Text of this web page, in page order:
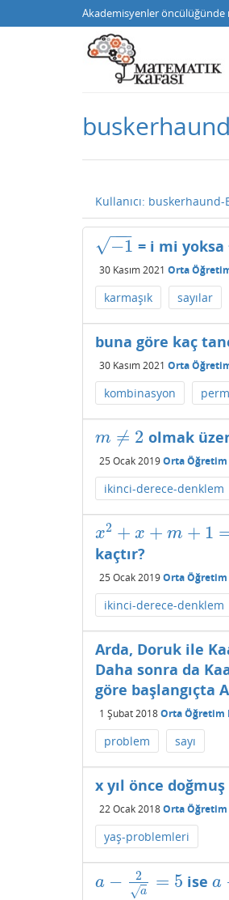
Akademisyenler
Kullanıcı: buskerhaund-
−1
−−
−
√
−1 = i mi yoksa
30 Kasım 2021 Orta
karmaşık sayılar
buna göre kaç
30 Kasım 2021 Orta
kombinasyon
m ≠ 2
m≠ 2 olmak
25 Ocak 2019Orta
ikinci-derece-denklem
x2 + x + m + 1
x2+x+ m +1 =0
kaçtır?
25 Ocak 2019Orta
ikinci-derece-denklem
Arda, Doruk ile
Daha sonra da
göre başlangıçta
1 Şubat 2018Orta Öğretim
problem sayı
x yıl önce
22 Ocak 2018Orta
yaş-problemleri
a − 2
a
√ = 5
a−2a =5 ise a
a−